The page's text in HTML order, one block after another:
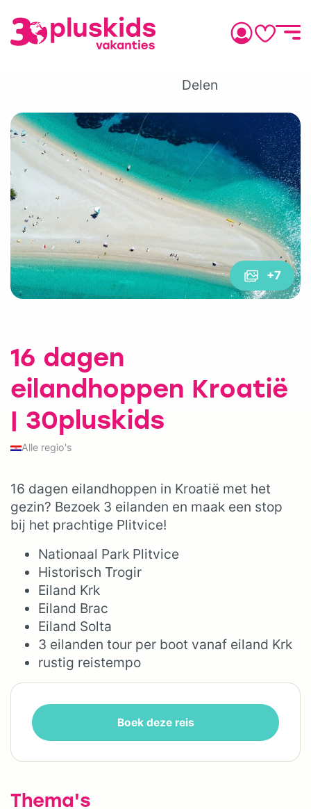
Delen
+7
16 dagen
eilandhoppen Kroatië
| 30pluskids
Alle regio's
16 dagen eilandhoppen in Kroatië met het
gezin? Bezoek 3 eilanden en maak een stop
bij het prachtige Plitvice!
Nationaal Park Plitvice
Historisch Trogir
Eiland Krk
Eiland Brac
Eiland Solta
3 eilanden tour per boot vanaf eiland Krk
rustig reistempo
Boek deze reis
Thema's